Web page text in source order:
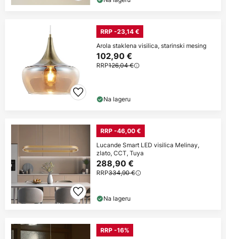
RRP -23,14 €
Arola staklena visilica, starinski mesing
102,90 €
RRP126,04 €
Na lageru
RRP -46,00 €
Lucande Smart LED visilica Melinay,
zlato, CCT, Tuya
288,90 €
RRP334,90 €
Na lageru
RRP -16%